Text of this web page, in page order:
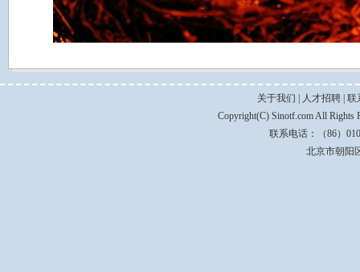
关于我们 人才招聘 联
Copyright(C) Sinotf.com All Rights
联系电话：（86）
北京市朝阳